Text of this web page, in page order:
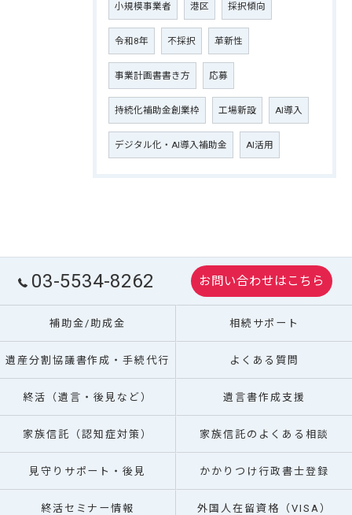
小規模事業者 港区 採択傾向
令和8年 不採択 革新性
事業計画書書き方 応募
持続化補助金創業枠 工場新設 AI導入
デジタル化・AI導入補助金 AI活用
03-5534-8262 お問い合わせはこちら
補助金/助成金 相続サポート
遺産分割協議書作成・手続代行 よくある質問
終活（遺言・後見など） 遺言書作成支援
家族信託（認知症対策） 家族信託のよくある相談
見守りサポート・後見 かかりつけ行政書士登録
終活セミナー情報 外国人在留資格（VISA）